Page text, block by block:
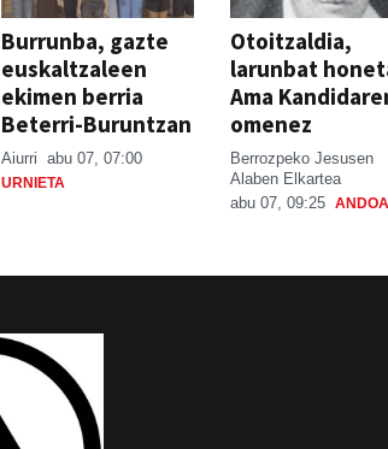
Burrunba, gazte
euskaltzaleen
ekimen berria
Beterri-Buruntzan
Aiurri abu 07, 07:00
URNIETA
Otoitzaldia,
larunbat
Ama
omenez
Berrozpeko Jesusen
Alaben Elkartea
abu 07, 09:25